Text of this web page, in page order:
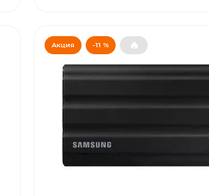
Акция -11 % 🔥